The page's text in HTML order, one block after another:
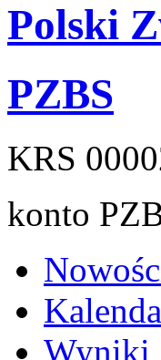
Polski
PZBS
KRS
konto
Wyniki